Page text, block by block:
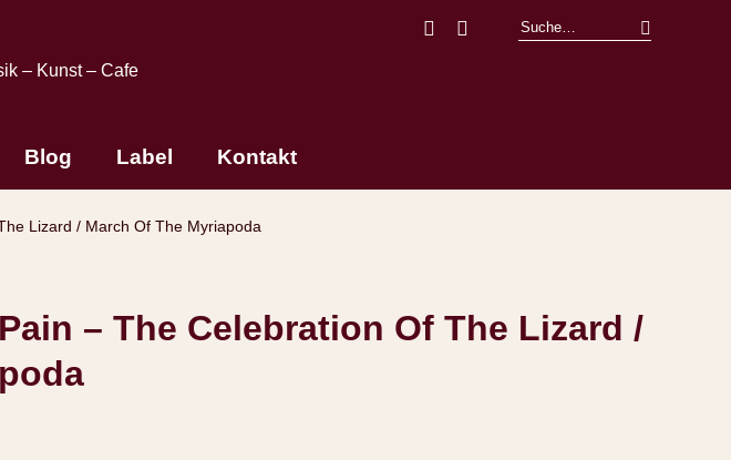
Blog Label Kontakt
Lizard / March Of The Myriapoda
– The Celebration Of The Lizard /